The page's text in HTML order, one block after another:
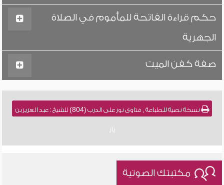
حكم قراءة الفاتحة للمأموم في الصلاة
الجهرية
صفة كفن الميت
نسخة نصية للطباعة , فتاوى نور على الدرب (804) للشيخ : عبد العزيز بن
باز
مكتبتك الصوتية